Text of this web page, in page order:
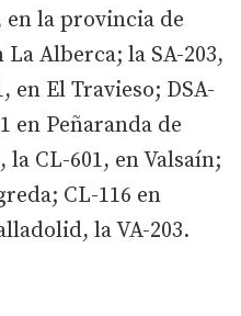
en la provincia de
La Alberca; la SA-203,
en El Travieso; DSA-
en Peñaranda de
CL-601, en Valsaín;
CL-116 en
la VA-203.